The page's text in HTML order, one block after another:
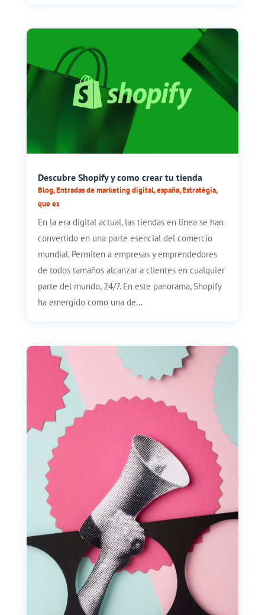
Descubre Shopify y como crear tu tienda
Blog,Entradas de marketing digital,españa,Estratègia,
que es
En la era digital actual, las tiendas en línea se han
convertido en una parte esencial del comercio
mundial. Permiten a empresas y emprendedores
de todos tamaños alcanzar a clientes en cualquier
parte del mundo, 24/7. En este panorama, Shopify
ha emergido como una de...